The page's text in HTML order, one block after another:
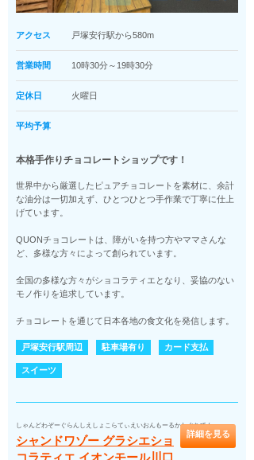
アクセス 戸塚安行駅から580m
営業時間 10時30分～19時30分
定休日 火曜日
平均予算
本格手作りチョコレートショップです！
世界中から厳選したピュアチョコレートを素材に、余計
な油分は一切加えず、ひとつひとつ手作業で丁寧に仕上
げています。
QUONチョコレートは、障がいを持つ方やママさんな
ど、多様な方々によって創られています。
全国の多様な方々がショコラティエとなり、妥協のない
モノ作りを追求しています。
チョコレートを通じて日本各地の食文化を発信します。
戸塚安行駅周辺 駐車場有り カード支払
スイーツ
しゃんどわぞーぐらんしえしょこらてぃえいおんもーるかわぐちてん
シャンドワゾー グラシエショ
コラティエ イオンモール川口
詳細を見る